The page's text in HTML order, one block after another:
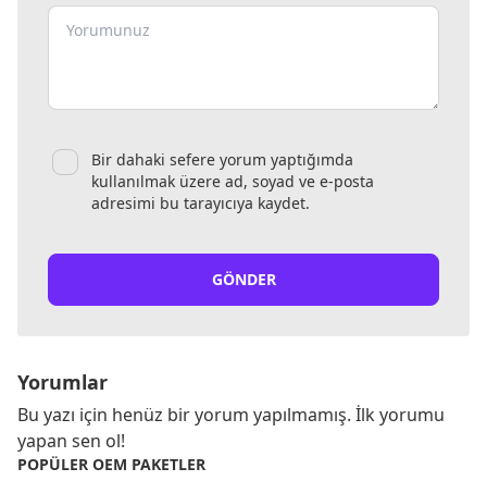
Bir dahaki sefere yorum yaptığımda
kullanılmak üzere ad, soyad ve e-posta
adresimi bu tarayıcıya kaydet.
GÖNDER
Yorumlar
Bu yazı için henüz bir yorum yapılmamış. İlk yorumu
yapan sen ol!
POPÜLER OEM PAKETLER